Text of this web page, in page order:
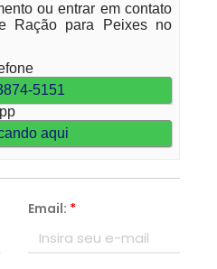
ou entrar em contato
Ração para Peixes no
5151
aqui
Email: *